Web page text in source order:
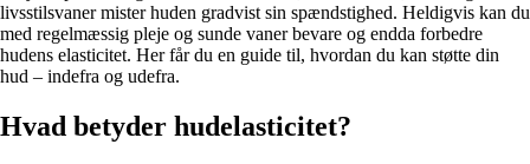
livsstilsvaner mister huden gradvist sin spændstighed. Heldigvis kan du
med regelmæssig pleje og sunde vaner bevare og endda forbedre
hudens elasticitet. Her får du en guide til, hvordan du kan støtte din
hud – indefra og udefra.
Hvad betyder hudelasticitet?